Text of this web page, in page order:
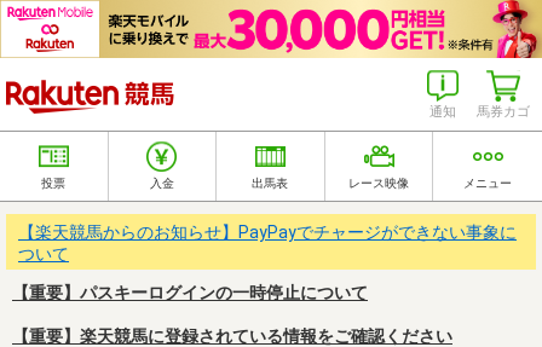
馬券カゴ
通知
投票 入金 出馬表 レース映像 メニュー
【楽天競馬からのお知らせ】PayPayでチャージができない事象に
ついて
【重要】パスキーログインの一時停止について
【重要】楽天競馬に登録されている情報をご確認ください